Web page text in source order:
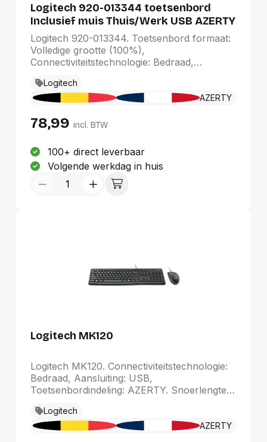
Logitech 920-013344 toetsenbord
Inclusief muis Thuis/Werk USB AZERTY
Frans Grafiet
Logitech 920-013344. Toetsenbord formaat:
Volledige grootte (100%),
Connectiviteitstechnologie: Bedraad,
toetsschakelaar: Schaar-toetsschakelaar,
Toetsenbordindeling: AZERTY. Snoerlengte:
Kleur van het product: Grafiet. Inclusief muis
Logitech
AZERTY
78,99 incl. BTW
100+ direct leverbaar
Volgende werkdag in huis
Logitech MK120
Logitech MK120. Connectiviteitstechnologie:
Bedraad, Aansluiting: USB,
Toetsenbordindeling: AZERTY. Snoerlengte:
muisLogitech
AZERTY